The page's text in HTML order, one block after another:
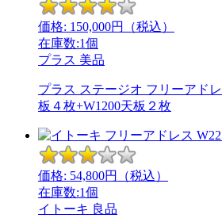
価格: 150,000円（税込）
在庫数:1個
プラス 美品
プラス ステージオ フリーアド
板４枚+W1200天板２枚
価格: 54,800円（税込）
在庫数:1個
イトーキ 良品